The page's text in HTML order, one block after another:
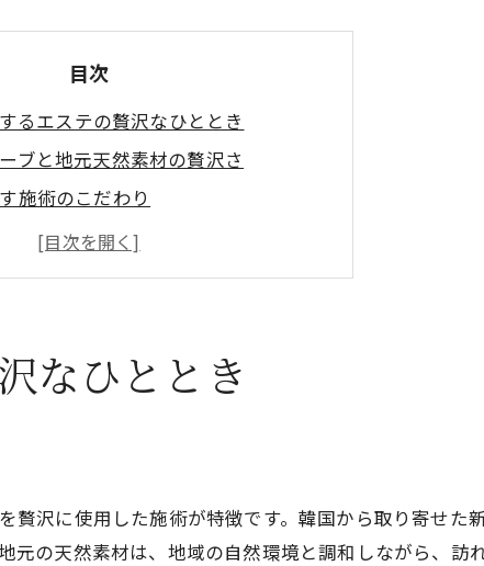
目次
るエステの贅沢なひととき
ブと地元天然素材の贅沢さ
施術のこだわり
テサロンの特別なメニュー
ときを過ごすための準備
効果を最大限に引き出す方法
ここにある蔵王町のエステ魅力
術とホスピタリティ
らではのリラクゼーション効果
なひととき
沢に使用した施術が特徴です。韓国から取り寄せた
の天然素材は、地域の自然環境と調和しながら、訪